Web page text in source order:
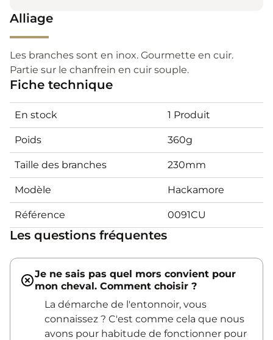
Alliage
Les branches sont en inox. Gourmette en cuir.
Partie sur le chanfrein en cuir souple.
Fiche technique
En stock 1 Produit
Poids 360g
Taille des branches 230mm
Modèle Hackamore
Référence 0091CU
Les questions fréquentes
Je ne sais pas quel mors convient pour
mon cheval. Comment choisir ?
La démarche de l'entonnoir, vous
connaissez ? C'est comme cela que nous
avons pour habitude de fonctionner pour